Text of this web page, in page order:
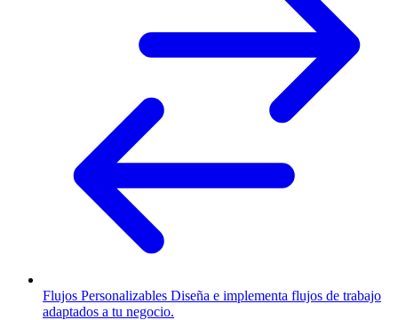
Flujos Personalizables Diseña e implementa flujos de trabajo
adaptados a tu negocio.